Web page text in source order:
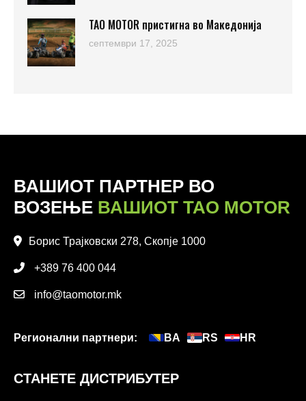
TAO MOTOR пристигна во Македонија
септември 17, 2025
ВАШИОТ ПАРТНЕР ВО
ВОЗЕЊЕ ВАШИОТ TAO MOTOR
Борис Трајковски 278, Скопје 1000
+389 76 400 044
info@taomotor.mk
Регионални партнери: BA RS HR
СТАНЕТЕ ДИСТРИБУТЕР